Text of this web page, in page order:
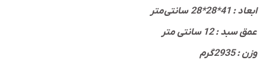
ابعاد : 41*28*28 سانتی‌متر
عمق سبد : 12 سانتی متر
وزن : 2935گرم